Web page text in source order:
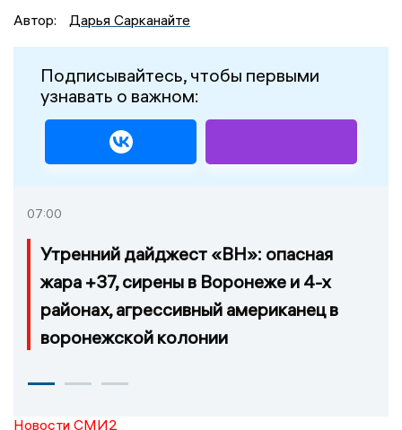
Автор:
Дарья Сарканайте
Подписывайтесь, чтобы первыми
узнавать о важном:
07:00
Утренний дайджест «ВН»: опасная
жара +37, сирены в Воронеже и 4-х
районах, агрессивный американец в
воронежской колонии
Новости СМИ2